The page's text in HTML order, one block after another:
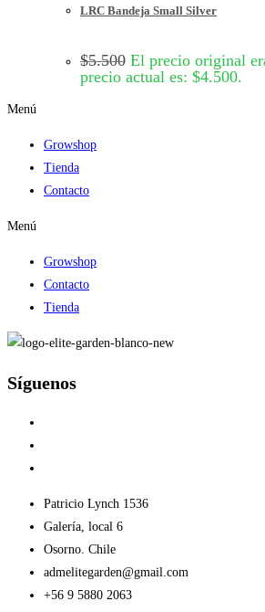
LRC Bandeja Small Silver
$5.500 El precio original
precio actual es: $4.500.
Menú
Growshop
Tienda
Contacto
Menú
Growshop
Contacto
Tienda
Síguenos
Patricio Lynch 1536
Galería, local 6
Osorno. Chile
admelitegarden@gmail.com
+56 9 5880 2063